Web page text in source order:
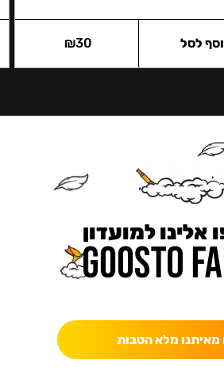
₪30 לסל
אלינו למועדון
מאיתנו מלא הטבות